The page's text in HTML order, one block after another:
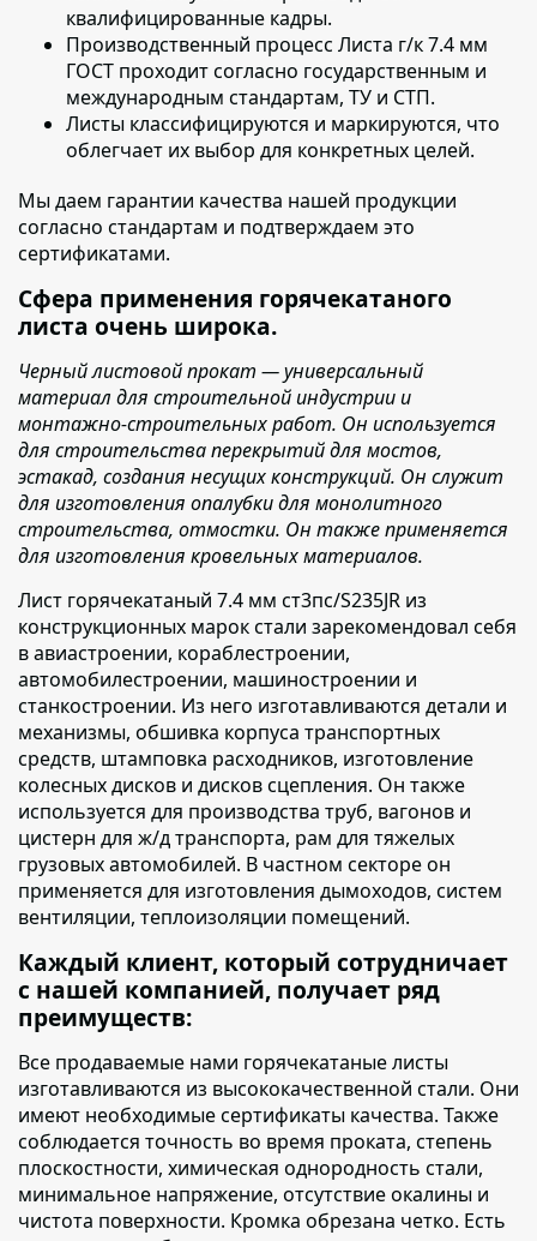
квалифицированные кадры.
Производственный процесс Листа г/к 7.4 мм
ГОСТ проходит согласно государственным и
международным стандартам, ТУ и СТП.
Листы классифицируются и маркируются, что
облегчает их выбор для конкретных целей.
Мы даем гарантии качества нашей продукции
согласно стандартам и подтверждаем это
сертификатами.
Сфера применения горячекатаного
листа очень широка.
Черный листовой прокат — универсальный
материал для строительной индустрии и
монтажно-строительных работ. Он используется
для строительства перекрытий для мостов,
эстакад, создания несущих конструкций. Он служит
для изготовления опалубки для монолитного
строительства, отмостки. Он также применяется
для изготовления кровельных материалов.
Лист горячекатаный 7.4 мм ст3пс/S235JR из
конструкционных марок стали зарекомендовал себя
в авиастроении, кораблестроении,
автомобилестроении, машиностроении и
станкостроении. Из него изготавливаются детали и
механизмы, обшивка корпуса транспортных
средств, штамповка расходников, изготовление
колесных дисков и дисков сцепления. Он также
используется для производства труб, вагонов и
цистерн для ж/д транспорта, рам для тяжелых
грузовых автомобилей. В частном секторе он
применяется для изготовления дымоходов, систем
вентиляции, теплоизоляции помещений.
Каждый клиент, который сотрудничает
с нашей компанией, получает ряд
преимуществ:
Все продаваемые нами горячекатаные листы
изготавливаются из высококачественной стали. Они
имеют необходимые сертификаты качества. Также
соблюдается точность во время проката, степень
плоскостности, химическая однородность стали,
минимальное напряжение, отсутствие окалины и
чистота поверхности. Кромка обрезана четко. Есть